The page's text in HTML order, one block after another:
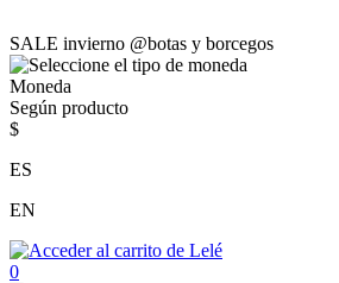
SALE invierno @botas y borcegos
Moneda
Según producto
$
ES
EN
0